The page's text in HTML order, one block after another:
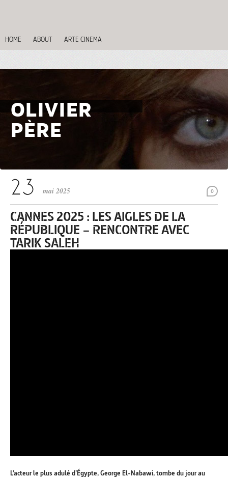
HOME ABOUT ARTE CINEMA
OLIVIER
PÈRE
0
mai 2025
CANNES 2025 : LES AIGLES DE LA
RÉPUBLIQUE – RENCONTRE AVEC
TARIK SALEH
L’acteur le plus adulé d’Égypte, George El-Nabawi, tombe du jour au